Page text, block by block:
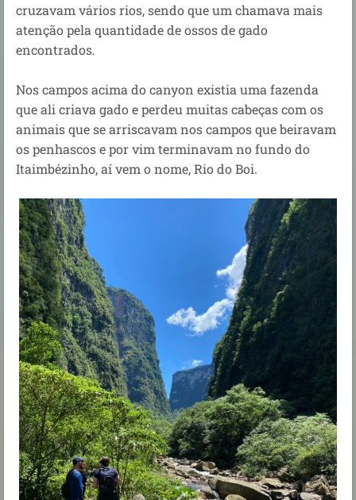
cruzavam vários rios, sendo que um chamava mais
atenção pela quantidade de ossos de gado
encontrados.
Nos campos acima do canyon existia uma fazenda
que ali criava gado e perdeu muitas cabeças com os
animais que se arriscavam nos campos que beiravam
os penhascos e por vim terminavam no fundo do
Itaimbézinho, aí vem o nome, Rio do Boi.